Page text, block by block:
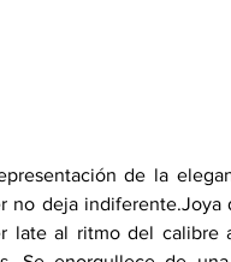
de la
no deja
late al ritmo del calibre